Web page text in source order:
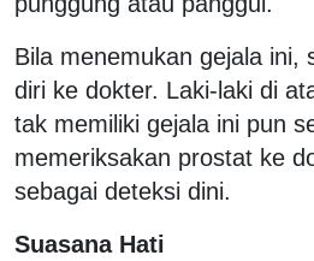
Bila menemukan gejala ini,
diri ke dokter. Laki-laki di
tak memiliki gejala ini pun
memeriksakan prostat ke
sebagai deteksi dini.
Suasana Hati